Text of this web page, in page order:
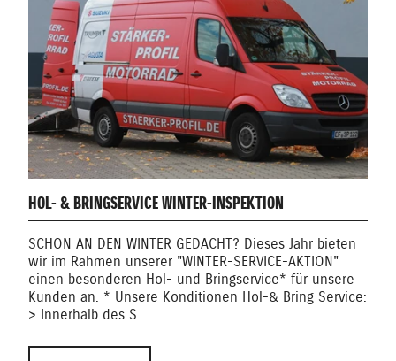
HOL- & BRINGSERVICE WINTER-INSPEKTION
SCHON AN DEN WINTER GEDACHT? Dieses Jahr bieten
wir im Rahmen unserer "WINTER-SERVICE-AKTION"
einen besonderen Hol- und Bringservice* für unsere
Kunden an. * Unsere Konditionen Hol-& Bring Service:
> Innerhalb des S ...